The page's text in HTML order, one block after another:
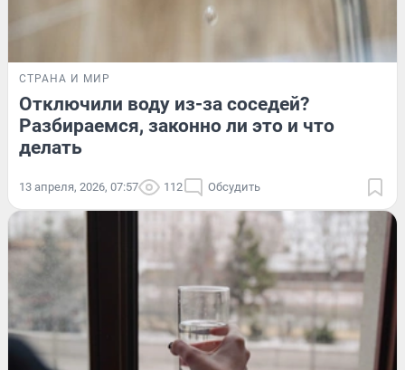
СТРАНА И МИР
Отключили воду из-за соседей?
Разбираемся, законно ли это и что
делать
13 апреля, 2026, 07:57 112 Обсудить